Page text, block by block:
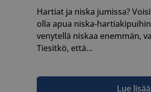
Hartiat ja niska jumissa?
olla apua niska-
venytellä niskaa enemmän,
Tiesitkö, että…
Lue lisää